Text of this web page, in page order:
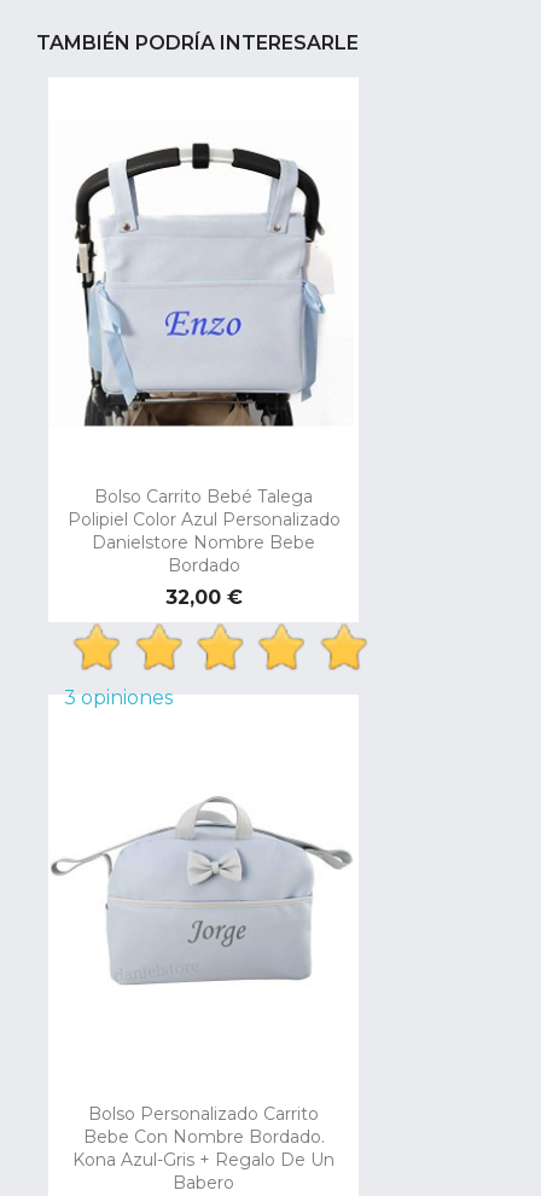
TAMBIÉN PODRÍA INTERESARLE
Bolso Carrito Bebé Talega
Polipiel Color Azul Personalizado
Danielstore Nombre Bebe
Bordado
Precio
32,00 €
3 opiniones
Bolso Personalizado Carrito
Bebe Con Nombre Bordado.
Kona Azul-Gris + Regalo De Un
Babero